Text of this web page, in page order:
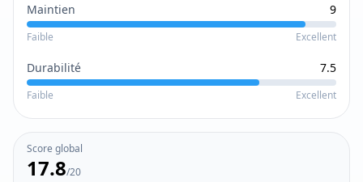
Maintien 9
Faible Excellent
Durabilité 7.5
Faible Excellent
Score global
17.8/20